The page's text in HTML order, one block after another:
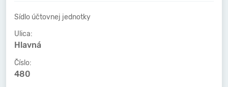
Sídlo účtovnej jednotky
Ulica:
Hlavná
Číslo:
480